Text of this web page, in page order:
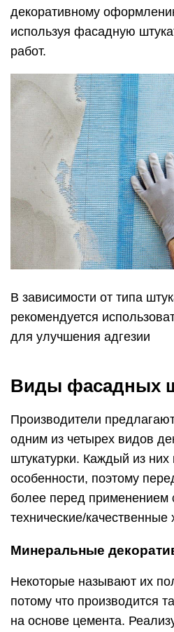
декоративному
используя фасадную
работ.
В зависимости от типа
рекомендуется
для улучшения адгезии
Виды фасадных
Производители
одним из четырех видов
штукатурки. Каждый из них
особенности, поэтому
более перед применением
технические/качественные
Минеральные
Некоторые называют их
потому что производится
на основе цемента.